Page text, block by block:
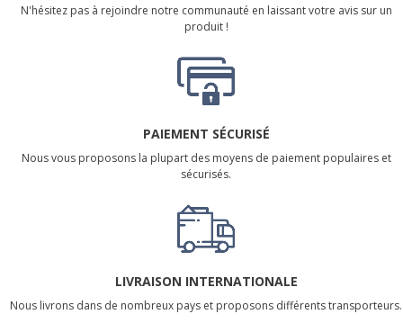
N'hésitez pas à rejoindre notre communauté en laissant votre avis sur un
produit !
PAIEMENT SÉCURISÉ
Nous vous proposons la plupart des moyens de paiement populaires et
sécurisés.
LIVRAISON INTERNATIONALE
Nous livrons dans de nombreux pays et proposons différents transporteurs.